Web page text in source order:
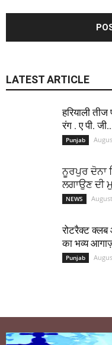
LATEST ARTICLE
हरियाली
रंग . ए पी.
Punjab
ਨੂਰਪੁਰ ਦੋਨਾ
ਲਗਾਉਣ ਦੀ
NEWS
रोटरैक्ट क्लब
का भव्य
Punjab